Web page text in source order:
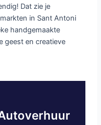
Dat zie je
in Sant Antoni
handgemaakte
geest en creatieve